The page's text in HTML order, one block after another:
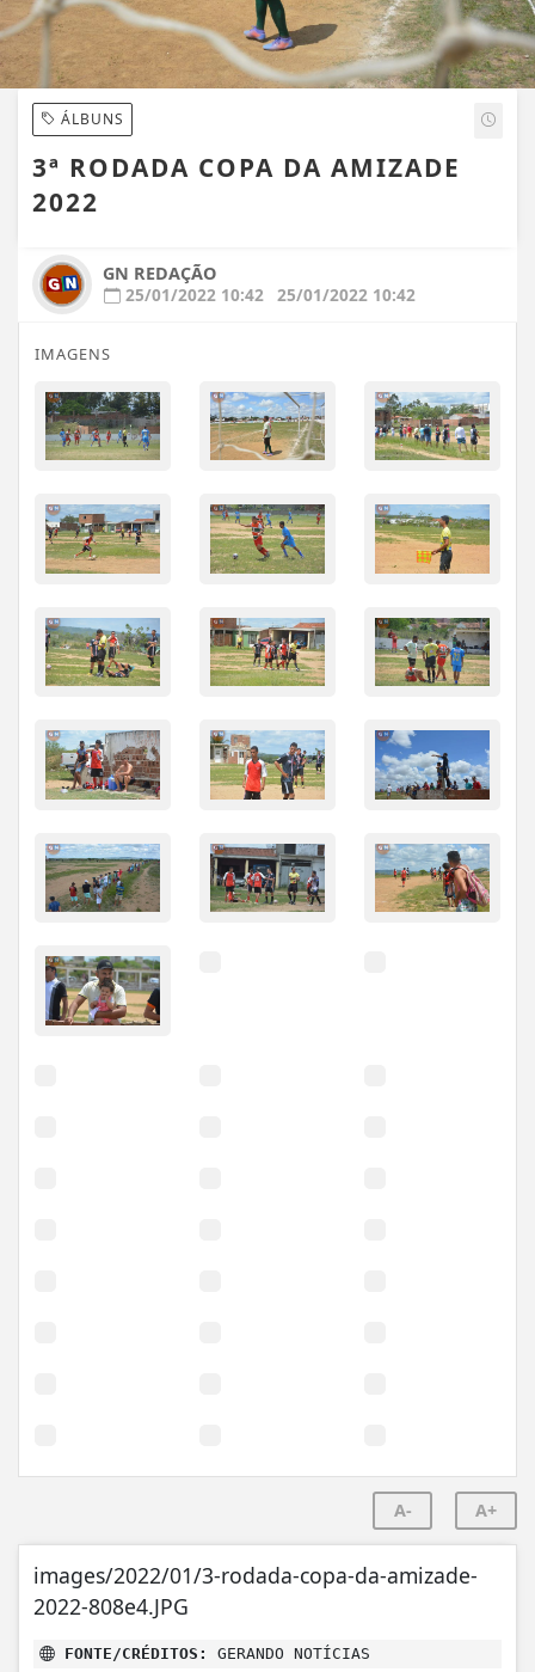
ÁLBUNS
3ª RODADA COPA DA AMIZADE
2022
GN REDAÇÃO
25/01/2022 10:42 25/01/2022 10:42
IMAGENS
A- A+
images/2022/01/3-rodada-copa-da-amizade-
2022-808e4.JPG
FONTE/CRÉDITOS: GERANDO NOTÍCIAS